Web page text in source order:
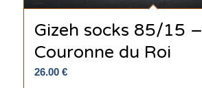
Gizeh socks 85/15 –
Couronne du Roi
26.00 €